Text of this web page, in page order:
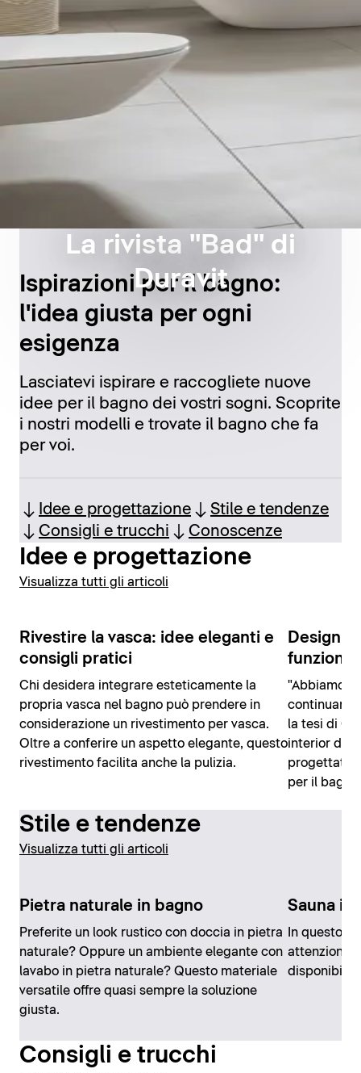
La rivista "Bad" di
Duravit
Ispirazioni per il bagno:
l'idea giusta per ogni
esigenza
Lasciatevi ispirare e raccogliete nuove
idee per il bagno dei vostri sogni. Scoprite
i nostri modelli e trovate il bagno che fa
per voi.
Idee e progettazione
Stile e tendenze
Consigli e trucchi
Conoscenze
Idee e progettazione
Visualizza tutti gli articoli
Rivestire la vasca: idee eleganti e
consigli pratici
Chi desidera integrare esteticamente la
propria vasca nel bagno può prendere in
considerazione un rivestimento per vasca.
Oltre a conferire un aspetto elegante, questo
rivestimento facilita anche la pulizia.
Design
"Abbiamo
la tesi di
interior
progettato
per il
Stile e tendenze
Visualizza tutti gli articoli
Pietra naturale in bagno
Preferite un look rustico con doccia in pietra
naturale? Oppure un ambiente elegante con
lavabo in pietra naturale? Questo materiale
versatile offre quasi sempre la soluzione
giusta.
Sauna in
In questo
attenzione
disponibili.
Consigli e trucchi